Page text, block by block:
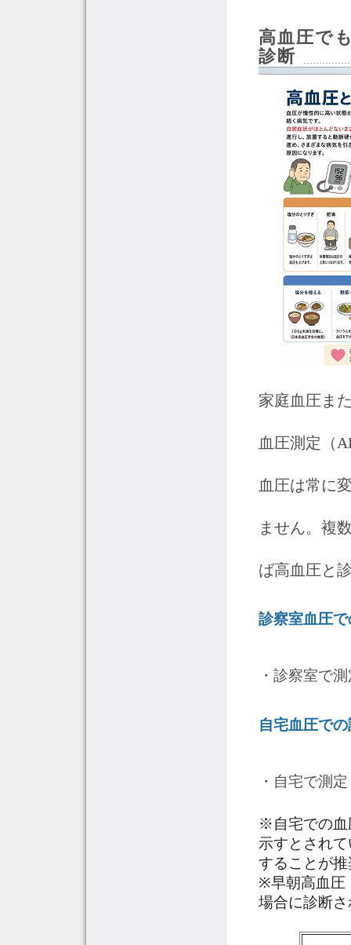
高血圧で
診断
家庭血圧ま
血圧測定（
血圧は常に
ません。複
ば高血圧と
診察室血圧
・診察室で
自宅血圧で
・自宅で測
※自宅での血
示すとされ
することが
※早朝高血圧
場合に診断